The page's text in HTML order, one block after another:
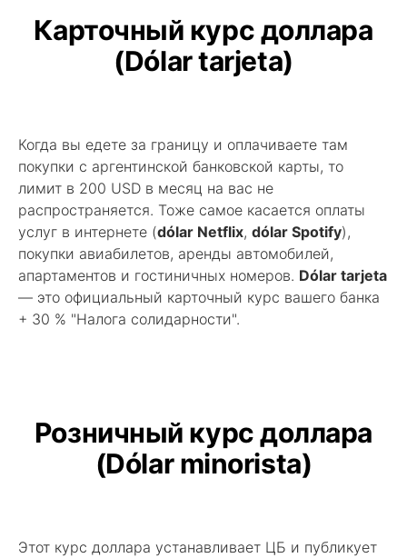
Карточный курс доллара
(Dólar tarjeta)
Когда вы едете за границу и оплачиваете там
покупки с аргентинской банковской карты, то
лимит в 200 USD в месяц на вас не
распространяется. Тоже самое касается оплаты
услуг в интернете (dólar Netflix, dólar Spotify),
покупки авиабилетов, аренды автомобилей,
апартаментов и гостиничных номеров. Dólar tarjeta
— это официальный карточный курс вашего банка
+ 30 % "Налога солидарности".
Розничный курс доллара
(Dólar minorista)
Этот курс доллара устанавливает ЦБ и публикует